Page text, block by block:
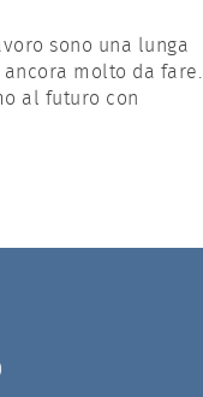
sono una lunga
molto da fare.
al futuro con